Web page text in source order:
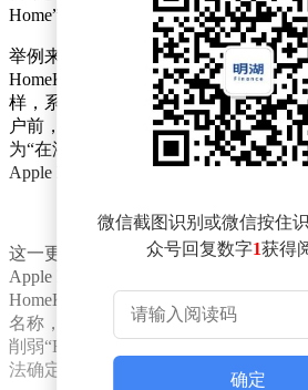
Home”。
举例来说，在Apple TV的菜单中，原
HomeKit”的选项，现在已变更为
样，系统提示信息也有所变动，之前
户前，Apple TV无法连接到iCloud和
为“在添加新的默认用户前，Apple TV
Apple Home”。
这一更名背后，涉及苹果智能家居生
Apple Home代表了苹果的整体智能家
HomeKit自2014年起，一直是该公司
名称，听起来更具技术性。此次更名
削弱“HomeKit”品牌，转而全面推广
法确定。
微信截图识别或微信按住
众号回复数字1获得
确定